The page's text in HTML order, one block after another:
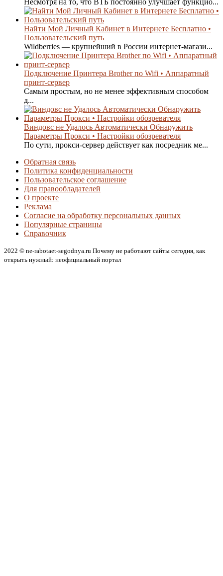
Несмотря на то, что ВТБ постоянно улучшает функцио...
Найти Мой Личный Кабинет в Интернете Бесплатно •
Пользовательский путь
Wildberries — крупнейший в России интернет-магази...
Подключение Принтера Brother по Wifi • Аппаратный
принт-сервер
Самым простым, но не менее эффективным способом
д...
Виндовс не Удалось Автоматически Обнаружить
Параметры Прокси • Настройки обозревателя
По сути, прокси-сервер действует как посредник ме...
Обратная связь
Политика конфиденциальности
Пользовательское соглашение
Для правообладателей
О проекте
Реклама
Согласие на обработку персональных данных
Популярные страницы
Справочник
2022 © ne-rabotaet-segodnya.ru Почему не работают сайты сегодня, как
открыть нужный: неофициальный портал